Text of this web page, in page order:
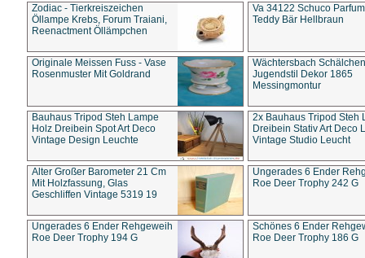
Zodiac - Tierkreiszeichen
Öllampe Krebs, Forum Traiani,
Reenactment Öllämpchen
Va 34122 Schuco
Teddy Bär Hellbraun
Originale Meissen Fuss - Vase
Rosenmuster Mit Goldrand
Wächtersbach Schälchen
Jugendstil Dekor 1865
Messingmontur
Bauhaus Tripod Steh Lampe
Holz Dreibein Spot Art Deco
Vintage Design Leuchte
2x Bauhaus Tripod Steh
Dreibein Stativ Art Deco
Vintage Studio Leucht
Alter Großer Barometer 21 Cm
Mit Holzfassung, Glas
Geschliffen Vintage 5319 19
Ungerades 6 Ender
Roe Deer Trophy 242 G
Ungerades 6 Ender Rehgeweih
Roe Deer Trophy 194 G
Schönes 6 Ender
Roe Deer Trophy 186 G